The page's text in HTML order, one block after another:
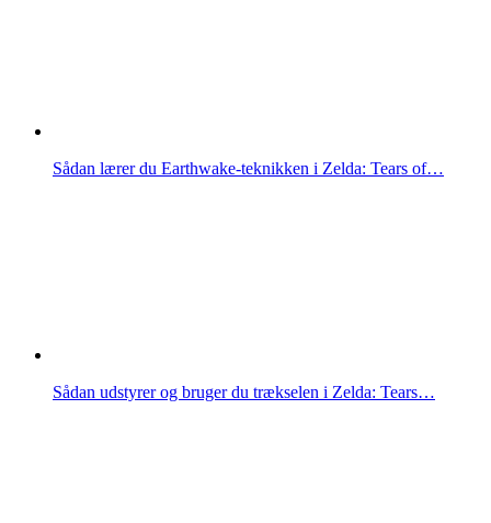
Sådan lærer du Earthwake-teknikken i Zelda: Tears of…
Sådan udstyrer og bruger du trækselen i Zelda: Tears…